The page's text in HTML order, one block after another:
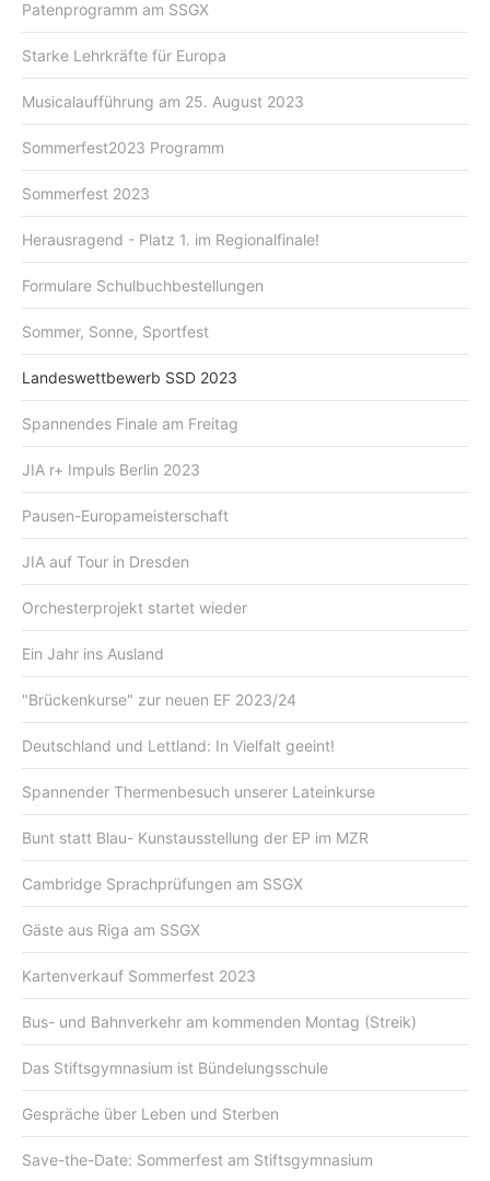
Patenprogramm am SSGX
Starke Lehrkräfte für Europa
Musicalaufführung am 25. August 2023
Sommerfest2023 Programm
Sommerfest 2023
Herausragend - Platz 1. im Regionalfinale!
Formulare Schulbuchbestellungen
Sommer, Sonne, Sportfest
Landeswettbewerb SSD 2023
Spannendes Finale am Freitag
JIA r+ Impuls Berlin 2023
Pausen-Europameisterschaft
JIA auf Tour in Dresden
Orchesterprojekt startet wieder
Ein Jahr ins Ausland
"Brückenkurse" zur neuen EF 2023/24
Deutschland und Lettland: In Vielfalt geeint!
Spannender Thermenbesuch unserer Lateinkurse
Bunt statt Blau- Kunstausstellung der EP im MZR
Cambridge Sprachprüfungen am SSGX
Gäste aus Riga am SSGX
Kartenverkauf Sommerfest 2023
Bus- und Bahnverkehr am kommenden Montag (Streik)
Das Stiftsgymnasium ist Bündelungsschule
Gespräche über Leben und Sterben
Save-the-Date: Sommerfest am Stiftsgymnasium